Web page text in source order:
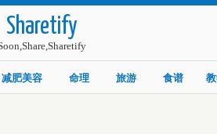
Sharetify
减肥美容 命理 旅游 食谱